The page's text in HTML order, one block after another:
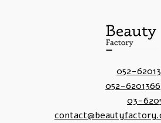
052-
052-6201366
03-